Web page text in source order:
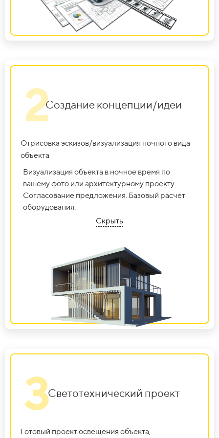
2Создание концепции/идеи
Отрисовка эскизов/визуализация ночного вида
объекта
Визуализация объекта в ночное время по
вашему фото или архитектурному проекту.
Согласование предложения. Базовый расчет
оборудования.
Скрыть
3Светотехнический проект
Готовый проект освещения объекта,